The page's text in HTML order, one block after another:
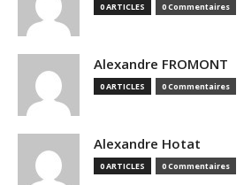
0 ARTICLES 0 Commentaires
Alexandre FROMONT
0 ARTICLES 0 Commentaires
Alexandre Hotat
0 ARTICLES 0 Commentaires